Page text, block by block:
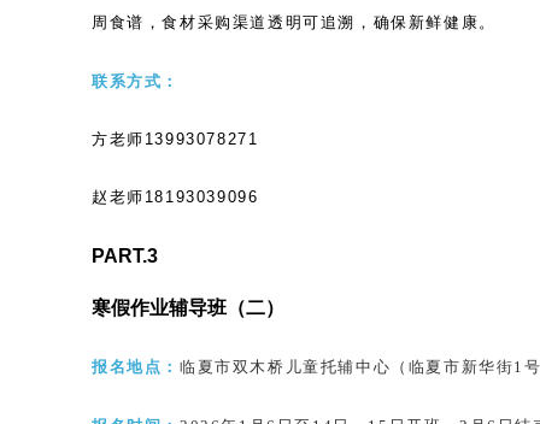
周食谱，食材采购渠道透明可追溯，确保新鲜健康。
联系方式：
方老师 13993078271
赵老师 18193039096
PART.3
寒假作业辅导班（二）
报名地点： 临夏市双木桥儿童托辅中心（临夏市新华街1